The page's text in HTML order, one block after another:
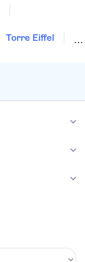
Torre Eiffel